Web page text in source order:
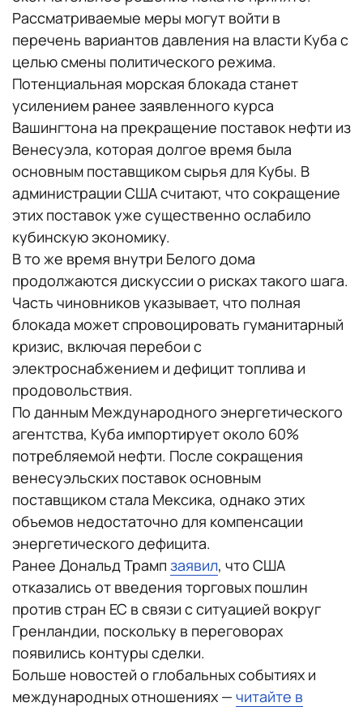
Рассматриваемые меры могут войти в
перечень вариантов давления на власти Куба с
целью смены политического режима.
Потенциальная морская блокада станет
усилением ранее заявленного курса
Вашингтона на прекращение поставок нефти из
Венесуэла, которая долгое время была
основным поставщиком сырья для Кубы. В
администрации США считают, что сокращение
этих поставок уже существенно ослабило
кубинскую экономику.
В то же время внутри Белого дома
продолжаются дискуссии о рисках такого шага.
Часть чиновников указывает, что полная
блокада может спровоцировать гуманитарный
кризис, включая перебои с
электроснабжением и дефицит топлива и
продовольствия.
По данным Международного энергетического
агентства, Куба импортирует около 60%
потребляемой нефти. После сокращения
венесуэльских поставок основным
поставщиком стала Мексика, однако этих
объемов недостаточно для компенсации
энергетического дефицита.
Ранее Дональд Трамп заявил, что США
отказались от введения торговых пошлин
против стран ЕС в связи с ситуацией вокруг
Гренландии, поскольку в переговорах
появились контуры сделки.
Больше новостей о глобальных событиях и
международных отношениях — читайте в